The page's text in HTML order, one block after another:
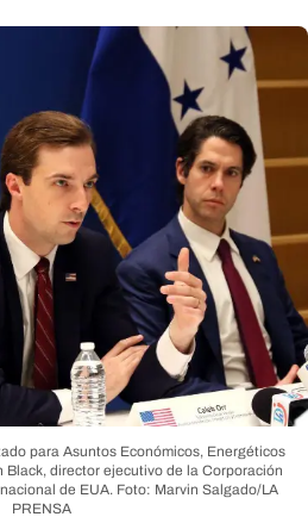
para Asuntos Económicos, Energéticos
Black, director ejecutivo de la Corporación
de EUA. Foto: Marvin Salgado/LA
PRENSA